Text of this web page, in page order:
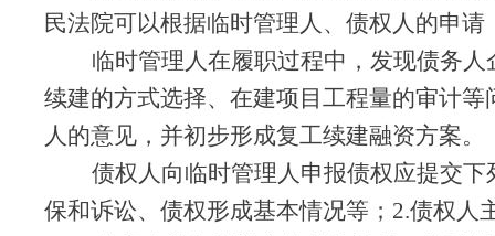
民法院可以根据临时管理人、债权人的申
临时管理人在履职过程中，发现债务人
续建的方式选择、在建项目工程量的审计
人的意见，并初步形成复工续建融资方案。
债权人向临时管理人申报债权应提交下
保和诉讼、债权形成基本情况等；2.债权人